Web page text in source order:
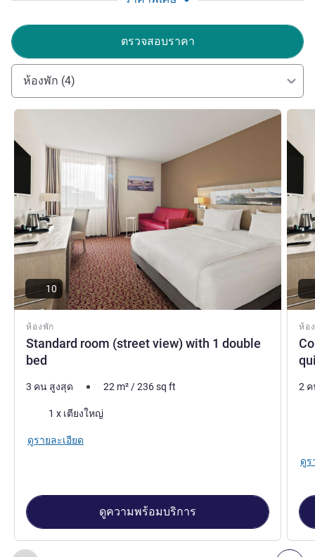
Deutsche Elektronen-Synchrotron/DESY.
Hamburg is the gateway to the world, the city of bridges
or Venice on the Elbe river. The metropolis has many
names and just as many faces waiting to be discovered.
We look forward to seeing you.
Michael Wedler ฝ่ายบริหารโรงแรม
ตรวจสอบราคา
ห้องพัก (4)
ห้องพัก
Standard room (street view) with 1 double
bed
ดูรายละเอียด
10
3 คน สูงสุด 22 m²/236sq ft
เครื่องนอน
1 x เตียงใหญ่
ดูรายละเอียด
ดูความพร้อมบริการ
ห้อ
ดูราย
2
ดูร